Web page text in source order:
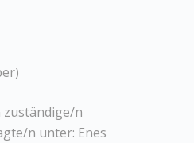
zuständige/n
n unter: Enes